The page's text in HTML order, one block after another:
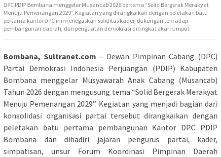
DPC PDIP Bombana menggelar Musancab 2026 bertema “Solid Bergerak Merakyat
Menuju Pemenangan 2029”. Kegiatan yang dirangkaikan dengan peletakan batu
pertama kantor DPC ini menegaskan soliditas kader, dukungan terhadap
pembangunan daerah, dan penguatan demokrasi di tingkat akar rumput.
Bombana, Sultranet.com – Dewan Pimpinan Cabang (DPC)
Partai Demokrasi Indonesia Perjuangan (PDIP) Kabupaten
Bombana menggelar Musyawarah Anak Cabang (Musancab)
Tahun 2026 dengan mengusung tema “Solid Bergerak Merakyat
Menuju Pemenangan 2029”. Kegiatan yang menjadi bagian dari
konsolidasi organisasi partai tersebut dirangkaikan dengan
peletakan batu pertama pembangunan Kantor DPC PDIP
Bombana dan dihadiri jajaran pengurus partai, kader,
simpatisan, unsur Forum Koordinasi Pimpinan Daerah